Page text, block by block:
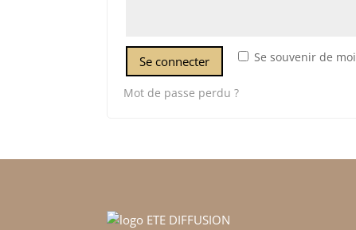
Se souvenir de moi
Se connecter
Mot de passe perdu ?